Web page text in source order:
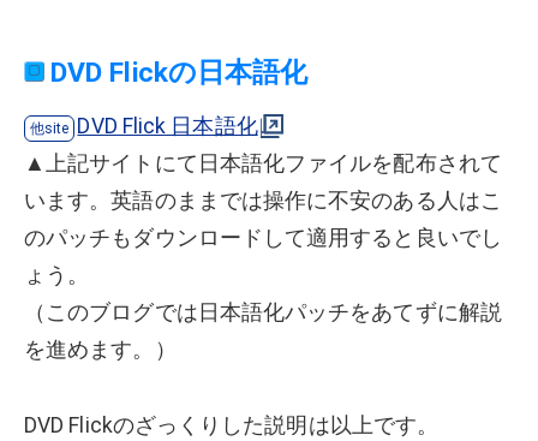
DVD Flickの日本語化
DVD Flick 日本語化
▲上記サイトにて日本語化ファイルを配布されて
います。英語のままでは操作に不安のある人はこ
のパッチもダウンロードして適用すると良いでし
ょう。
（このブログでは日本語化パッチをあてずに解説
を進めます。）
DVD Flickのざっくりした説明は以上です。